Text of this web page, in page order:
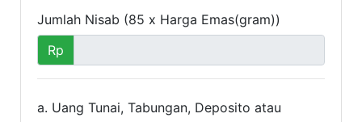
Jumlah Nisab (85 x Harga Emas(gram))
Rp
a. Uang Tunai, Tabungan, Deposito atau